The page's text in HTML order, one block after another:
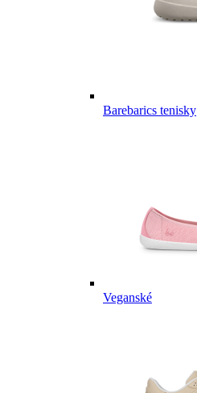
Barebarics tenisky
Veganské